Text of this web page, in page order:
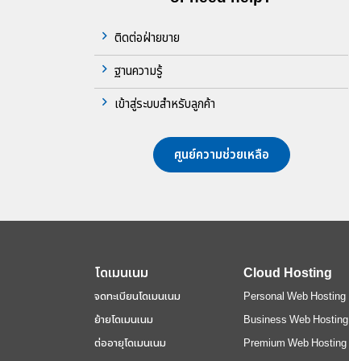
ติดต่อฝ่ายขาย
ฐานความรู้
เข้าสู่ระบบสำหรับลูกค้า
ศูนย์ความช่วยเหลือ
โดเมนเนม
จดทะเบียนโดเมนเนม
ย้ายโดเมนเนม
ต่ออายุโดเมนเนม
Cloud Hosting
Personal Web Hosting
Business Web Hosting
Premium Web Hosting